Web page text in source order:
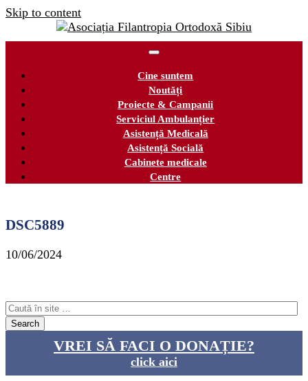
Skip to content
Cine suntem
Noutăți
Proiecte & Campanii
Serviciul Ambulanțier
Asistență Medicală
Asistență Socială
Cabinete medicale
Centre
DSC5889
10/06/2024
VREI SĂ FACI O DONAȚIE?
click aici